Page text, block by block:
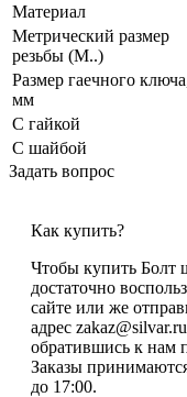
Материал
Метрический размер
резьбы (М..)
Размер гаечного
мм
С гайкой
С шайбой
Задать вопрос
Как купить?
Чтобы купить
достаточно
сайте или же
адрес
обратившись к нам
Заказы
до 17:00.